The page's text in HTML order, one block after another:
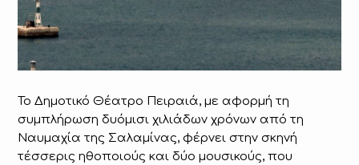
To Δημοτικό Θέατρο Πειραιά, με αφορμή τη
συμπλήρωση δυόμισι χιλιάδων χρόνων από τη
Ναυμαχία της Σαλαμίνας, φέρνει στην σκηνή
τέσσερις ηθοποιούς και δύο μουσικούς, που